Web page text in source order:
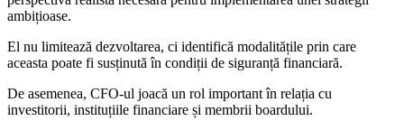
ambițioase.
El nu limitează dezvoltarea, ci identifică modalitățile prin care
aceasta poate fi susținută în condiții de siguranță financiară.
De asemenea, CFO-ul joacă un rol important în relația cu
investitorii, instituțiile financiare și membrii boardului.